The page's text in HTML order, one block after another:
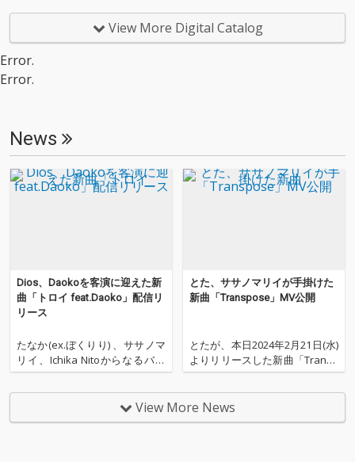
ぴえろのこれまで作り
上げた作品をイメージ
ぴえろのこれまで作り
上げた作品をイメージ
View More Digital Catalog
Error.
Error.
News
Dios、Daokoを客演に迎えた新
曲「トロイ feat.Daoko」配信リ
リース
たなか(ex.ぼくりり) 、ササノマ
リイ、Ichika Nitoからなるバン
ドDiosが本日4月3日(水)にDAOK
Oを客演に迎えた新曲「トロイ f
eat.Daoko」を配信リリースし
た。 アレンジャーはメンバーと
とた、ササノマリイが手掛けた
新曲「Transpose」MV公開
とたが、本日2024年2月21日(水)
よりリリースした新曲「Transp
ose」のミュージックビデオを
公開した。 本楽曲は、耳に残る
メロディラインと融合された深
度のあるサウンドデザインが特
View More News